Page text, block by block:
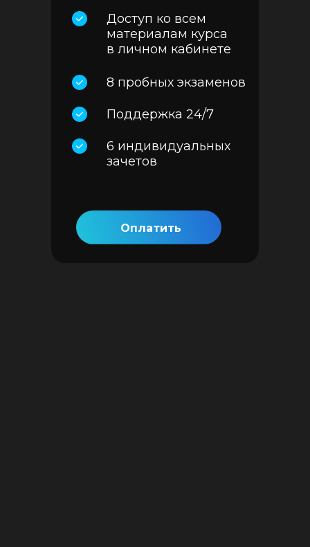
Доступ ко всем
материалам курса
в личном кабинете
8 пробных экзаменов
Поддержка 24/7
6 индивидуальных
зачетов
Оплатить